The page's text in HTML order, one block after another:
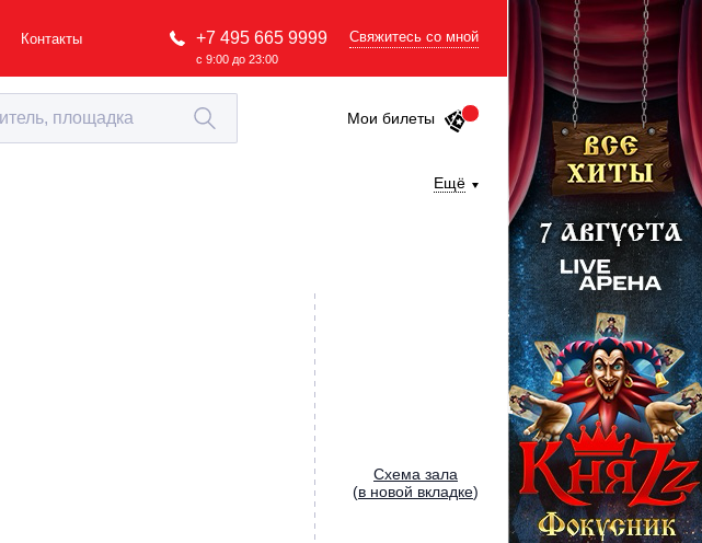
Контакты +7 495 665 9999
с 9:00 до 23:00
Свяжитесь со мной
Мои билеты
Ещё
Cхема зала
(в новой вкладке)